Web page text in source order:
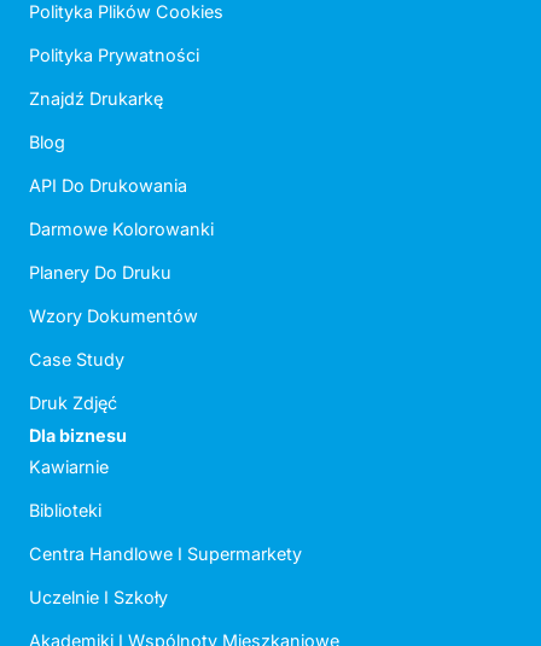
Polityka Plików Cookies
Polityka Prywatności
Znajdź Drukarkę
Blog
API Do Drukowania
Darmowe Kolorowanki
Planery Do Druku
Wzory Dokumentów
Case Study
Druk Zdjęć
Dla biznesu
Kawiarnie
Biblioteki
Centra Handlowe I Supermarkety
Uczelnie I Szkoły
Akademiki I Wspólnoty Mieszkaniowe